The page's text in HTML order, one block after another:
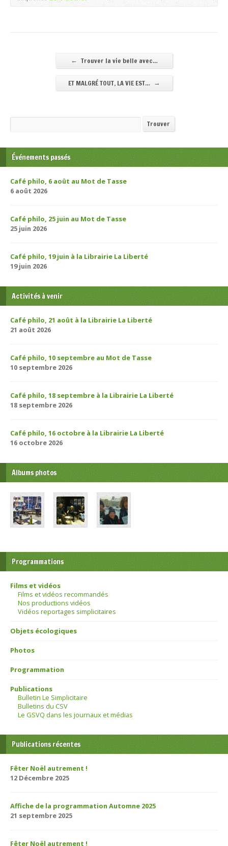
← Trouver la vie belle avec…
ET MALGRÉ TOUT, LA VIE EST… →
Recherche Trouver
Événements passés
Café philo, 6 août au Mot de Tasse
6 août 2026
Café philo, 25 juin au Mot de Tasse
25 juin 2026
Café philo, 19 juin à la Librairie La Liberté
19 juin 2026
Activités à venir
Café philo, 21 août à la Librairie La Liberté
21 août 2026
Café philo, 10 septembre au Mot de Tasse
10 septembre 2026
Café philo, 18 septembre à la Librairie La Liberté
18 septembre 2026
Café philo, 16 octobre à la Librairie La Liberté
16 octobre 2026
Albums photos
Programmations
Films et vidéos
Films et vidéos recommandés
Nos productions vidéos
Vidéos reportages simplicitaires
Objets écologiques
Photos
Programmation
Publications
Bulletin Le Simplicitaire
Bulletins du CSV
Le GSVQ dans les journaux et médias
Publications récentes
Fêter Noël autrement !
12 Décembre 2025
Affiche de la programmation Automne 2025
21 septembre 2025
Fêter Noël autrement !